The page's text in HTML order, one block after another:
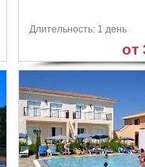
Длительность: 1 день
от